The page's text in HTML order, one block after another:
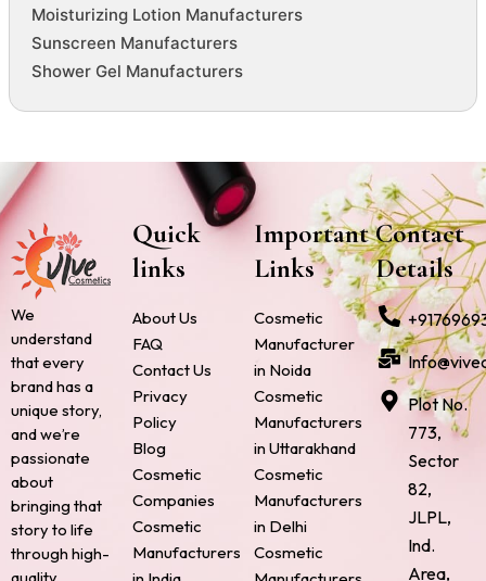
Moisturizing Lotion Manufacturers
Sunscreen Manufacturers
Shower Gel Manufacturers
We
understand
that every
brand has a
unique story,
and we’re
passionate
about
bringing that
story to life
through high-
Quick
links
About Us
FAQ
Contact Us
Privacy
Policy
Blog
Cosmetic
Companies
Cosmetic
Manufacturers
Important
Links
Cosmetic
Manufacturer
in Noida
Cosmetic
Manufacturers
in Uttarakhand
Cosmetic
Manufacturers
in Delhi
Cosmetic
Contact
Details
Plot No.
773,
Sector
82,
JLPL,
Ind.
Area,